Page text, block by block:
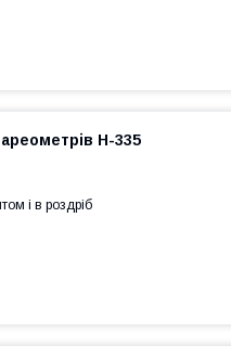
Н-335
і в роздріб